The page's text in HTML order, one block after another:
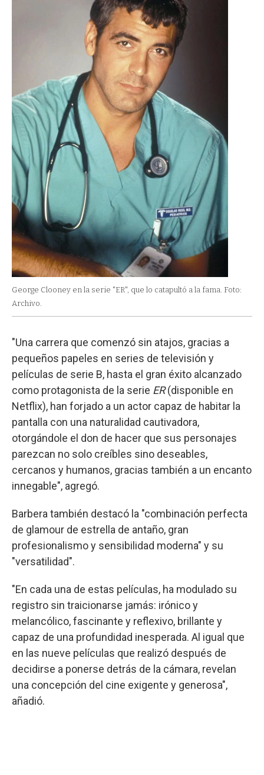
George Clooney en la serie "ER", que lo catapultó a la fama. Foto:
Archivo.
"Una carrera que comenzó sin atajos, gracias a
pequeños papeles en series de televisión y
películas de serie B, hasta el gran éxito alcanzado
como protagonista de la serie ER(disponible en
Netflix), han forjado a un actor capaz de habitar la
pantalla con una naturalidad cautivadora,
otorgándole el don de hacer que sus personajes
parezcan no solo creíbles sino deseables,
cercanos y humanos, gracias también a un encanto
innegable", agregó.
Barbera también destacó la "combinación perfecta
de glamour de estrella de antaño, gran
profesionalismo y sensibilidad moderna" y su
"versatilidad".
"En cada una de estas películas, ha modulado su
registro sin traicionarse jamás: irónico y
melancólico, fascinante y reflexivo, brillante y
capaz de una profundidad inesperada. Al igual que
en las nueve películas que realizó después de
decidirse a ponerse detrás de la cámara, revelan
una concepción del cine exigente y generosa",
añadió.